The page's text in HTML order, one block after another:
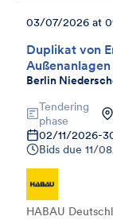
Duplikat von
Außenanlagen
Berlin
03/07/2026 at
Tendering
phase
02/11/2026-
Bids due 11/
HABAU